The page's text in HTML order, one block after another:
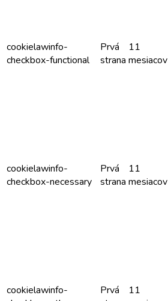
cookielawinfo-
checkbox-functional
Prvá
strana
11
mesiacov
cookielawinfo-
checkbox-necessary
Prvá
strana
11
mesiacov
cookielawinfo-
Prvá
11